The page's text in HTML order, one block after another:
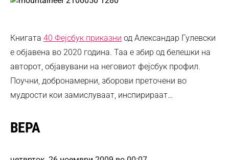
Книгата 40 Фејсбук приказни од Александар Гулевски
е објавена во 2020 година. Таа е збир од белешки на
авторот, објавувани на неговиот фејсбук профил.
Поучни, добронамерни, зборови преточени во
мудрости кои замислуваат, инспирираат…
ВЕРА